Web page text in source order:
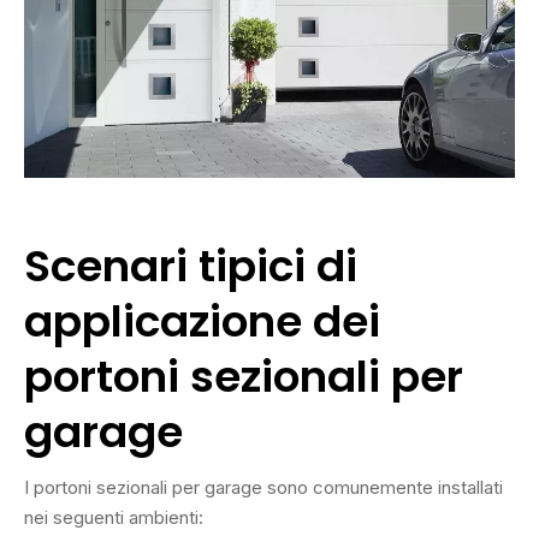
Scenari tipici di
applicazione dei
portoni sezionali per
garage
I portoni sezionali per garage sono comunemente installati
nei seguenti ambienti: